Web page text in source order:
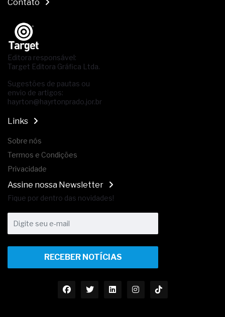
Contato
Editora responsável:
Target Editora Gráfica Ltda.
Sugestões de pautas ou
envio de artigos:
hayrton@hayrtonprado.jor.br
Links
Sobre nós
Termos e Condições
Privacidade
Assine nossa Newsletter
Fique por dentro das novidades!
RECEBER NOTÍCIAS